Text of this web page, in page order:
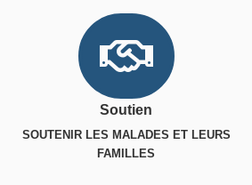
Soutien
SOUTENIR LES MALADES ET LEURS
FAMILLES